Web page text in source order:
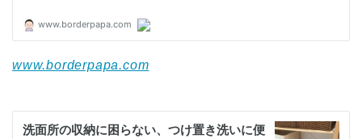
www.borderpapa.com